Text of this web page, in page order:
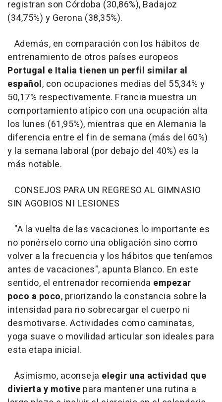
registran son Córdoba (30,86%), Badajoz
(34,75%) y Gerona (38,35%).
Además, en comparación con los hábitos de
entrenamiento de otros países europeos
Portugal e Italia tienen un perfil similar al
español, con ocupaciones medias del 55,34% y
50,17% respectivamente. Francia muestra un
comportamiento atípico con una ocupación alta
los lunes (61,95%), mientras que en Alemania la
diferencia entre el fin de semana (más del 60%)
y la semana laboral (por debajo del 40%) es la
más notable.
CONSEJOS PARA UN REGRESO AL GIMNASIO
SIN AGOBIOS NI LESIONES
"A la vuelta de las vacaciones lo importante es
no ponérselo como una obligación sino como
volver a la frecuencia y los hábitos que teníamos
antes de vacaciones", apunta Blanco. En este
sentido, el entrenador recomienda empezar
poco a poco, priorizando la constancia sobre la
intensidad para no sobrecargar el cuerpo ni
desmotivarse. Actividades como caminatas,
yoga suave o movilidad articular son ideales para
esta etapa inicial.
Asimismo, aconseja elegir una actividad que
divierta y motive para mantener una rutina a